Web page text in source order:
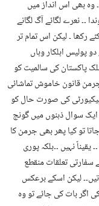
وہ بھی اس انداز میں
۔۔ نعرے لگائے آگ لگانے
رکھا ۔ لیکن اس تمام تر
اہلکار وہاں
پاکستان کی سالمیت کو
قانون خاموش تماشائی
کی صورت حال کو
سوال ذہنوں میں گونج
تو کیا پھر بھی جرمن کا
نہیں ۔۔بلکہ پوری
سفارتی تعلقات منقطع
لیکن اسکے برعکس
اگر بات کی جائے تو وہ